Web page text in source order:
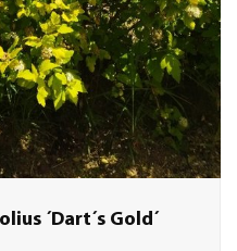
´Dart´s Gold´